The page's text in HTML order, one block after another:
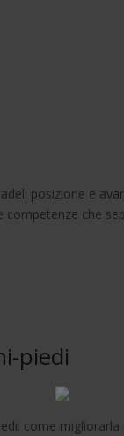
posizione e
competenze che
piedi
come